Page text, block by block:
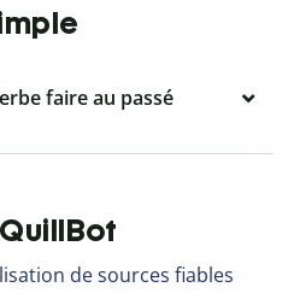
faire au passé
de sources fiables